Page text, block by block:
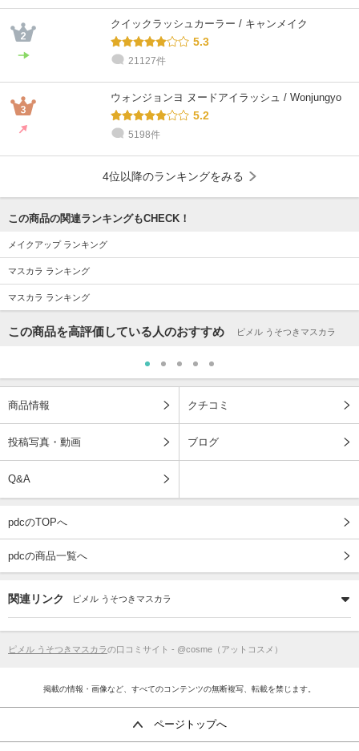
クイックラッシュカーラー / キャンメイク
5.3
21127件
ウォンジョンヨ ヌードアイラッシュ / Wonjungyo
5.2
5198件
4位以降のランキングをみる
この商品の関連ランキングもCHECK！
メイクアップ ランキング
マスカラ ランキング
マスカラ ランキング
この商品を高評価している人のおすすめ ピメル うそつきマスカラ
商品情報 クチコミ
投稿写真・動画 ブログ
Q&A
pdcのTOPへ
pdcの商品一覧へ
関連リンク ピメル うそつきマスカラ
ピメル うそつきマスカラの口コミサイト - @cosme（アットコスメ）
掲載の情報・画像など、すべてのコンテンツの無断複写、転載を禁じます。
ページトップへ